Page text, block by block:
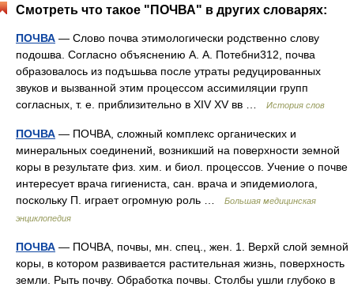
Смотреть что такое "ПОЧВА" в других словарях:
ПОЧВА — Слово почва этимологически родственно слову
подошва. Согласно объяснению А. А. Потебни312, почва
образовалось из подъшьва после утраты редуцированных
звуков и вызванной этим процессом ассимиляции групп
согласных, т. е. приблизительно в XIV XV вв …
История слов
ПОЧВА — ПОЧВА, сложный комплекс органических и
минеральных соединений, возникший на поверхности земной
коры в результате физ. хим. и биол. процессов. Учение о почве
интересует врача гигиениста, сан. врача и эпидемиолога,
поскольку П. играет огромную роль …
Большая медицинская
энциклопедия
ПОЧВА — ПОЧВА, почвы, мн. спец., жен. 1. Верхй слой земной
коры, в котором развивается растительная жизнь, поверхность
земли. Рыть почву. Обработка почвы. Столбы ушли глубоко в